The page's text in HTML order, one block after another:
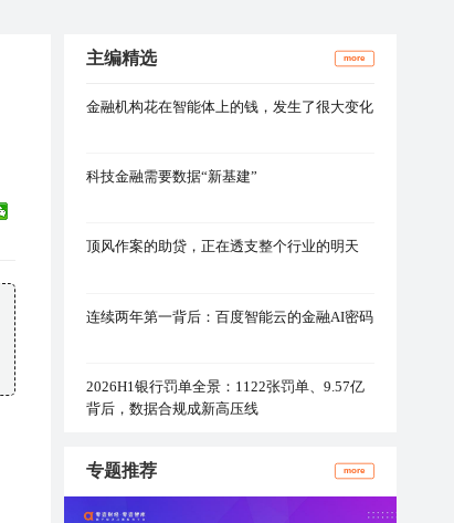
主编精选 more
金融机构花在智能体上的钱，发生了很大变化
科技金融需要数据“新基建”
顶风作案的助贷，正在透支整个行业的明天
连续两年第一背后：百度智能云的金融AI密码
2026H1银行罚单全景：1122张罚单、9.57亿
背后，数据合规成新高压线
专题推荐 more